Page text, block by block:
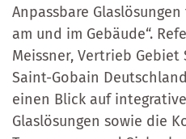
Anpassbare
am und im Gebäude“.
Meissner, Vertrieb
Saint-Gobain
einen Blick auf
Glaslösungen sowie die